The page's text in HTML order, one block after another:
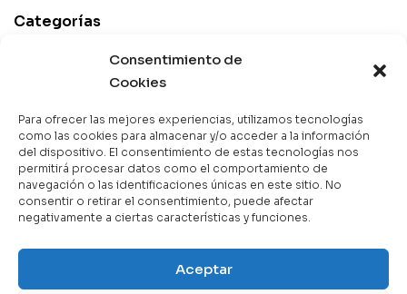
Consentimiento de
Cookies
Para ofrecer las mejores experiencias, utilizamos tecnologías
como las cookies para almacenar y/o acceder a la información
del dispositivo. El consentimiento de estas tecnologías nos
permitirá procesar datos como el comportamiento de
navegación o las identificaciones únicas en este sitio. No
consentir o retirar el consentimiento, puede afectar
negativamente a ciertas características y funciones.
Aceptar
Categorías
Mejor Valorados
Libros en Oferta
Novedades
Copyright © 2025 Books & Co. Todos los derechos